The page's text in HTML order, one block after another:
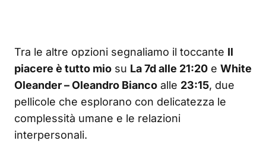
Tra le altre opzioni segnaliamo il toccante Il
piacere è tutto mio su La 7d alle 21:20 e White
Oleander – Oleandro Bianco alle 23:15, due
pellicole che esplorano con delicatezza le
complessità umane e le relazioni
interpersonali.